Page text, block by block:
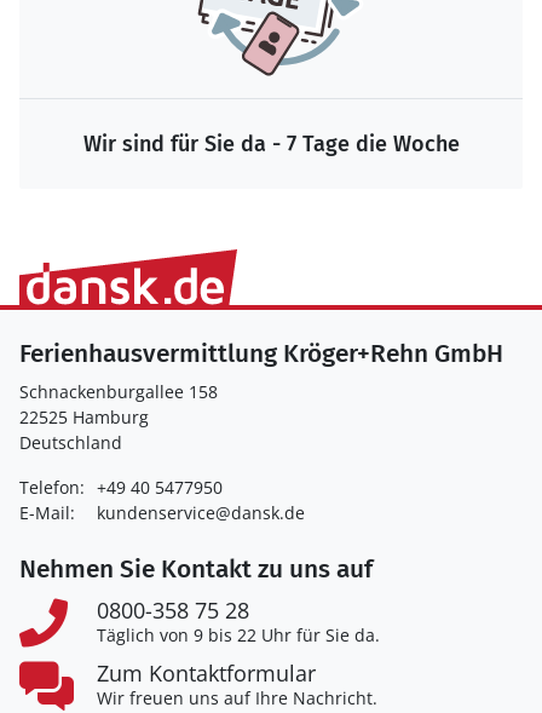
Wir sind für Sie da - 7 Tage die Woche
Ferienhausvermittlung Kröger+Rehn GmbH
Schnackenburgallee 158
22525 Hamburg
Deutschland
Telefon: +49 40 5477950
E-Mail:
kundenservice@dansk.de
Nehmen Sie Kontakt zu uns auf
0800-358 75 28
Täglich von 9 bis 22 Uhr für Sie da.
Zum Kontaktformular
Wir freuen uns auf Ihre Nachricht.